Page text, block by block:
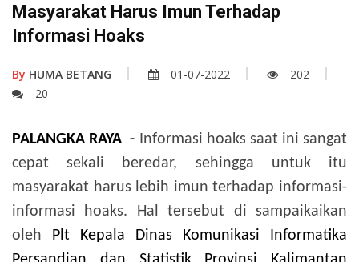
Masyarakat Harus Imun Terhadap
Informasi Hoaks
By HUMA BETANG 01-07-2022
202
20
PALANGKA RAYA - Informasi hoaks saat ini sangat
cepat sekali beredar, sehingga untuk itu
masyarakat harus lebih imun terhadap informasi-
informasi hoaks. Hal tersebut di sampaikaikan
oleh
Plt Kepala Dinas Komunikasi Informatika